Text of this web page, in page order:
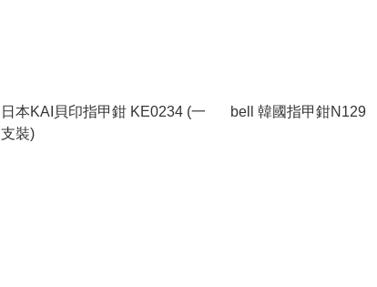
日本KAI貝印指甲鉗 KE0234 (一
支裝)
bell 韓國指甲鉗N129